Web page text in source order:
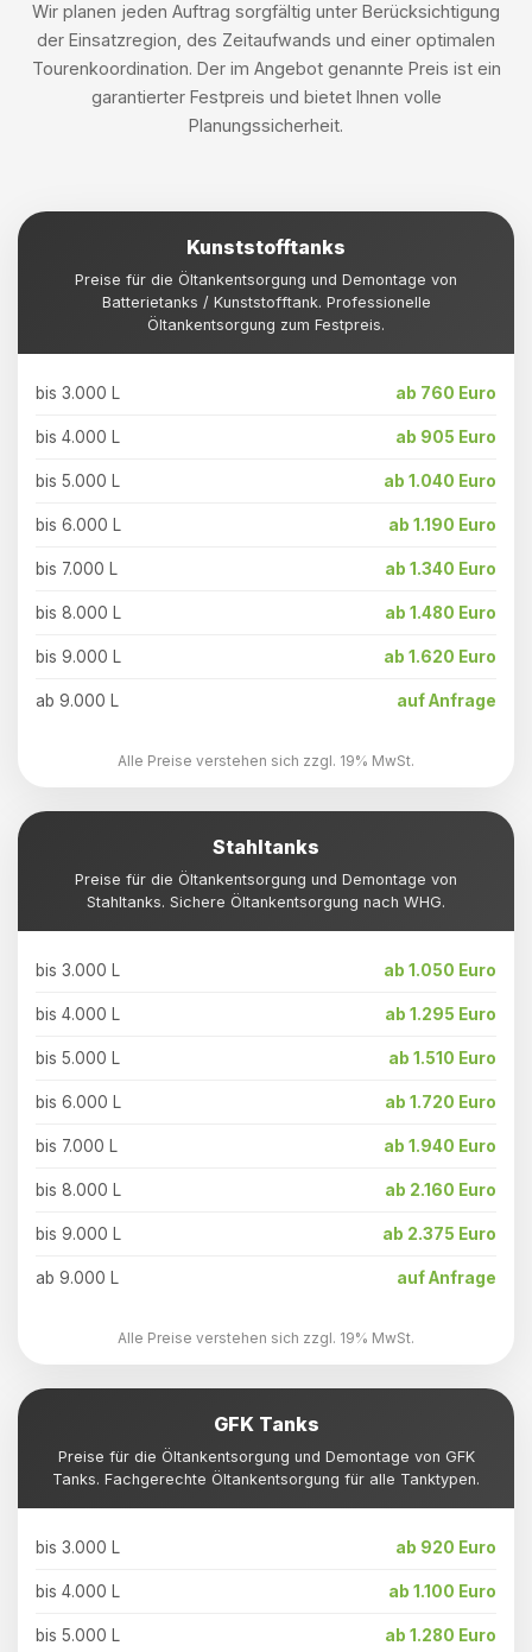
Wir planen jeden Auftrag sorgfältig unter Berücksichtigung
der Einsatzregion, des Zeitaufwands und einer optimalen
Tourenkoordination. Der im Angebot genannte Preis ist ein
garantierter Festpreis und bietet Ihnen volle
Planungssicherheit.
Kunststofftanks
Preise für die Öltankentsorgung und Demontage von
Batterietanks / Kunststofftank. Professionelle
Öltankentsorgung zum Festpreis.
bis 3.000 L ab 760 Euro
bis 4.000 L ab 905 Euro
bis 5.000 L ab 1.040 Euro
bis 6.000 L ab 1.190 Euro
bis 7.000 L ab 1.340 Euro
bis 8.000 L ab 1.480 Euro
bis 9.000 L ab 1.620 Euro
ab 9.000 L auf Anfrage
Alle Preise verstehen sich zzgl. 19% MwSt.
Stahltanks
Preise für die Öltankentsorgung und Demontage von
Stahltanks. Sichere Öltankentsorgung nach WHG.
bis 3.000 L ab 1.050 Euro
bis 4.000 L ab 1.295 Euro
bis 5.000 L ab 1.510 Euro
bis 6.000 L ab 1.720 Euro
bis 7.000 L ab 1.940 Euro
bis 8.000 L ab 2.160 Euro
bis 9.000 L ab 2.375 Euro
ab 9.000 L auf Anfrage
Alle Preise verstehen sich zzgl. 19% MwSt.
GFK Tanks
Preise für die Öltankentsorgung und Demontage von GFK
Tanks. Fachgerechte Öltankentsorgung für alle Tanktypen.
bis 3.000 L ab 920 Euro
bis 4.000 L ab 1.100 Euro
bis 5.000 L ab 1.280 Euro